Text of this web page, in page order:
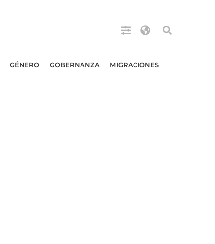
GÉNERO GOBERNANZA MIGRACIONES